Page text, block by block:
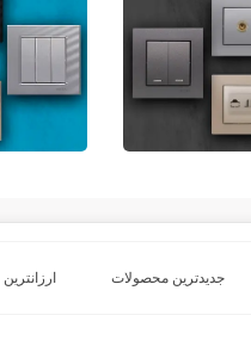
جدیدترین محصولات ارزانترین